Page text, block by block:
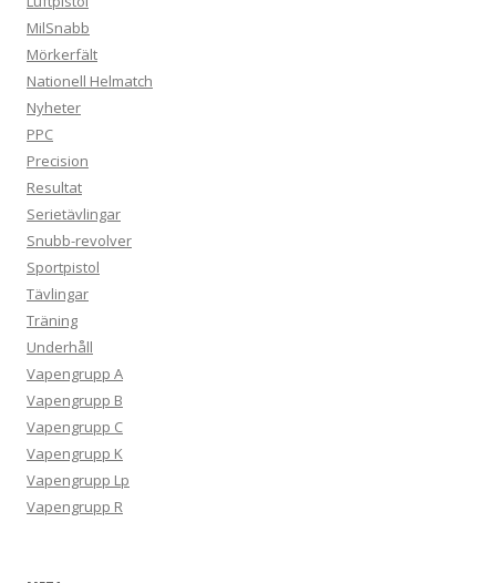
MilSnabb
Mörkerfält
Nationell Helmatch
Nyheter
PPC
Precision
Resultat
Serietävlingar
Snubb-revolver
Sportpistol
Tävlingar
Träning
Underhåll
Vapengrupp A
Vapengrupp B
Vapengrupp C
Vapengrupp K
Vapengrupp Lp
Vapengrupp R